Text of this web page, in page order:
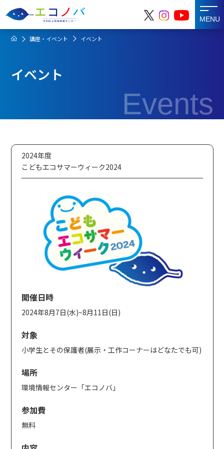
MENU
講座・イベント イベント
イベント
Events
2024年度
こどもエコサマーウィーク2024
開催日時
2024年8月7日(水)~8月11日(日)
対象
小学生とその保護者(展示・工作コーナーはどなたでも可)
場所
環境情報センター「エコノバ」
参加費
無料